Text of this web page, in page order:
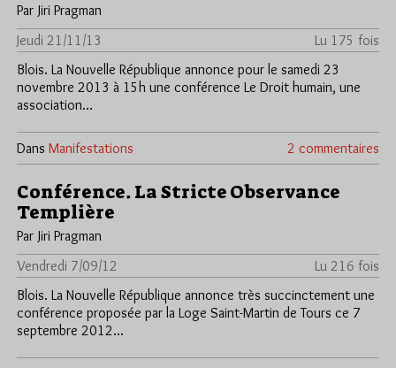
Par Jiri Pragman
Jeudi 21/11/13
Lu 175 fois
Blois. La Nouvelle République annonce pour le samedi 23
novembre 2013 à 15h une conférence Le Droit humain, une
association…
Dans Manifestations 2 commentaires
Conférence. La Stricte Observance
Templière
Par Jiri Pragman
Vendredi 7/09/12
Lu 216 fois
Blois. La Nouvelle République annonce très succinctement une
conférence proposée par la Loge Saint-Martin de Tours ce 7
septembre 2012…